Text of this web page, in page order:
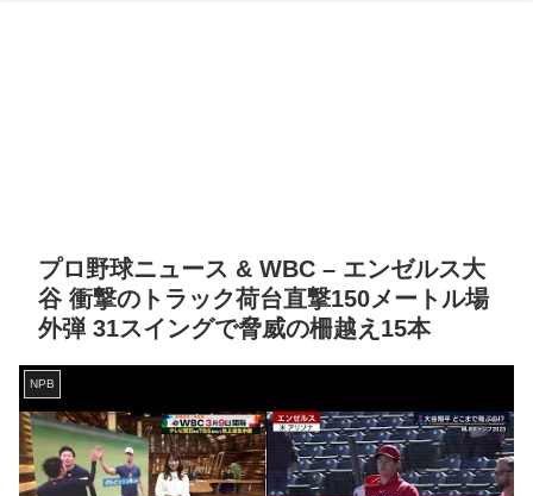
プロ野球ニュース & WBC – エンゼルス大
谷 衝撃のトラック荷台直撃150メートル場
外弾 31スイングで脅威の柵越え15本
NPB